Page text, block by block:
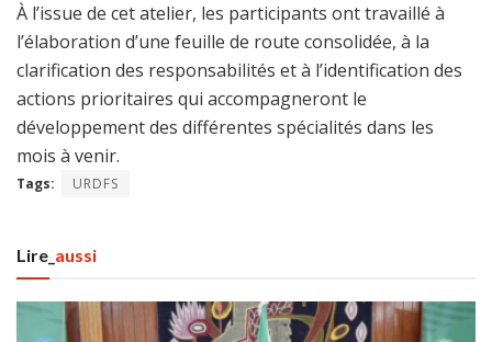
À l’issue de cet atelier, les participants ont travaillé à
l’élaboration d’une feuille de route consolidée, à la
clarification des responsabilités et à l’identification des
actions prioritaires qui accompagneront le
développement des différentes spécialités dans les
mois à venir.
Tags: URDFS
Lire_ aussi